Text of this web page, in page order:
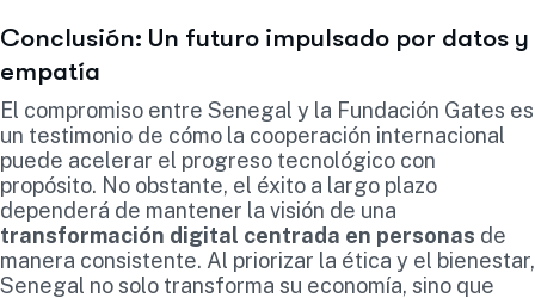
Conclusión: Un futuro impulsado por datos y
empatía
El compromiso entre Senegal y la Fundación Gates es
un testimonio de cómo la cooperación internacional
puede acelerar el progreso tecnológico con
propósito. No obstante, el éxito a largo plazo
dependerá de mantener la visión de una
transformación digital centrada en personas de
manera consistente. Al priorizar la ética y el bienestar,
Senegal no solo transforma su economía, sino que